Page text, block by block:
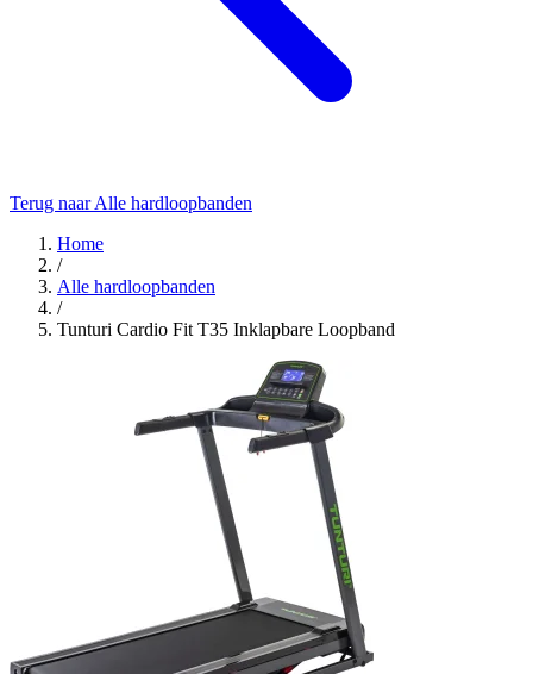
Terug naar Alle hardloopbanden
Home
/
Alle hardloopbanden
/
Tunturi Cardio Fit T35 Inklapbare Loopband